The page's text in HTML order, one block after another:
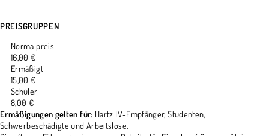
PREISGRUPPEN
Normalpreis
16,00 €
Ermäßigt
15,00 €
Schüler
8,00 €
Ermäßigungen gelten für: Hartz IV-Empfänger, Studenten,
Schwerbeschädigte und Arbeitslose.